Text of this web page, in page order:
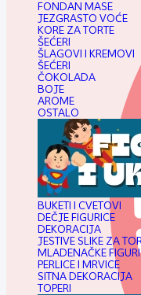
FONDAN MASE
JEZGRASTO VOĆE
KORE ZA TORTE
ŠEĆERI
ŠLAGOVI I KREMOVI
ŠEĆERI
ČOKOLADA
BOJE
AROME
OSTALO
BUKETI I CVETOVI
DEČJE FIGURICE
DEKORACIJA
JESTIVE SLIKE ZA
MLADENAČKE
PERLICE I MRVICE
SITNA DEKORACIJA
TOPERI